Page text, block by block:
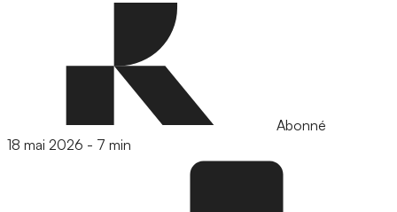
Abonné
18 mai 2026 - 7 min